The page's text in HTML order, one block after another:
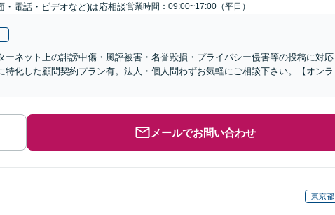
・電話・ビデオなど)は応相談営業時間：09:00~17:00（平日）
ーネット上の誹謗中傷・風評被害・名誉毀損・プライバシー侵害等の投稿に対応
特化した顧問契約プラン有。法人・個人問わずお気軽にご相談下さい。【オンラ
メールでお問い合わせ
東京都